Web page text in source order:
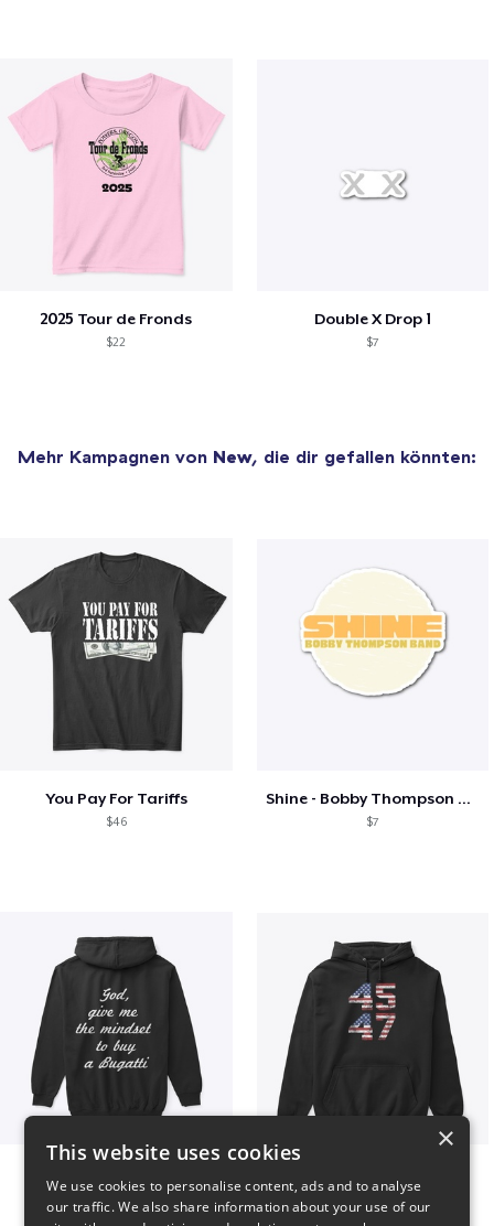
2025 Tour de Fronds
$22
Double X Drop 1
$7
Mehr Kampagnen von New, die dir gefallen könnten:
You Pay For Tariffs
$46
Shine - Bobby Thompson Band Merch
$7
$51 $40
×
This website uses cookies
We use cookies to personalise content, ads and to analyse
our traffic. We also share information about your use of our